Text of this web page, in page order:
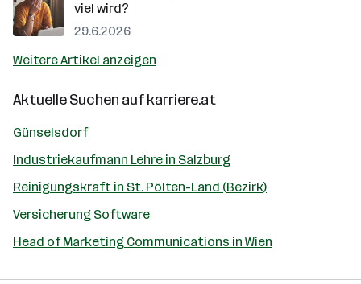
viel wird?
29.6.2026
Weitere Artikel anzeigen
Aktuelle Suchen aufkarriere.at
Günselsdorf
Industriekaufmann Lehre in Salzburg
Reinigungskraft in St. Pölten-Land (Bezirk)
Versicherung Software
Head of Marketing Communications in Wien